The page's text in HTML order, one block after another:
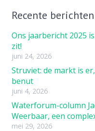
Recente berichten
Ons jaarbericht 2025
zit!
juni 24, 2026
Struviet: de markt is
benut
juni 4, 2026
Waterforum-column
Weerbaar, een
mei 29, 2026